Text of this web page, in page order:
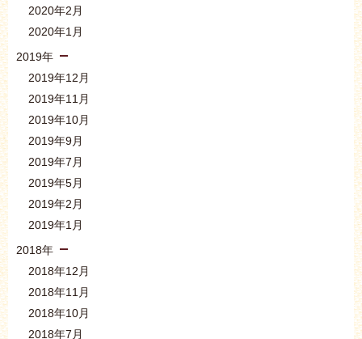
2020年2月
2020年1月
2019年
2019年12月
2019年11月
2019年10月
2019年9月
2019年7月
2019年5月
2019年2月
2019年1月
2018年
2018年12月
2018年11月
2018年10月
2018年7月